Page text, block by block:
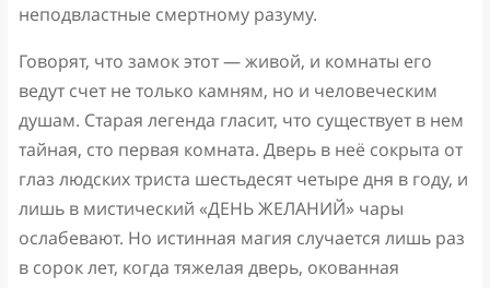
неподвластные смертному разуму.
Говорят, что замок этот — живой, и комнаты его
ведут счет не только камням, но и человеческим
душам. Старая легенда гласит, что существует в нем
тайная, сто первая комната. Дверь в неё сокрыта от
глаз людских триста шестьдесят четыре дня в году, и
лишь в мистический «ДЕНЬ ЖЕЛАНИЙ» чары
ослабевают. Но истинная магия случается лишь раз
в сорок лет, когда тяжелая дверь, окованная